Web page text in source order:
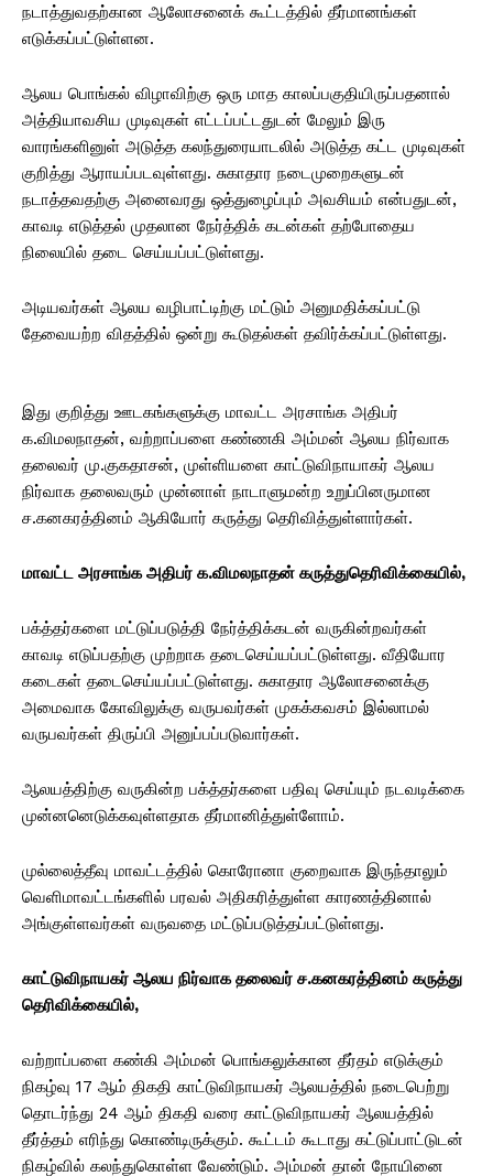
நடாத்துவதற்கான ஆலோசனைக் கூட்டத்தில் தீர்மானங்கள்
எடுக்கப்பட்டுள்ளன.
ஆலய பொங்கல் விழாவிற்கு ஒரு மாத காலப்பகுதியிருப்பதனால்
அத்தியாவசிய முடிவுகள் எட்டப்பட்டதுடன் மேலும் இரு
வாரங்களினுள் அடுத்த கலந்துரையாடலில் அடுத்த கட்ட முடிவுகள்
குறித்து ஆராயப்படவுள்ளது. சுகாதார நடைமுறைகளுடன்
நடாத்தவதற்கு அனைவரது ஒத்துழைப்பும் அவசியம் என்பதுடன்,
காவடி எடுத்தல் முதலான நேர்த்திக் கடன்கள் தற்போதைய
நிலையில் தடை செய்யப்பட்டுள்ளது.
அடியவர்கள் ஆலய வழிபாட்டிற்கு மட்டும் அனுமதிக்கப்பட்டு
தேவையற்ற விதத்தில் ஒன்று கூடுதல்கள் தவிர்க்கப்பட்டுள்ளது.
இது குறித்து ஊடகங்களுக்கு மாவட்ட அரசாங்க அதிபர்
க.விமலநாதன், வற்றாப்பளை கண்ணகி அம்மன் ஆலய நிர்வாக
தலைவர் மு.குகதாசன், முள்ளியளை காட்டுவிநாயாகர் ஆலய
நிர்வாக தலைவரும் முன்னாள் நாடாளுமன்ற உறுப்பினருமான
ச.கனகரத்தினம் ஆகியோர் கருத்து தெரிவித்துள்ளார்கள்.
மாவட்ட அரசாங்க அதிபர் க.விமலநாதன் கருத்துதெரிவிக்கையில்,
பக்த்தர்களை மட்டுப்படுத்தி நேர்த்திக்கடன் வருகின்றவர்கள்
காவடி எடுப்பதற்கு முற்றாக தடைசெய்யப்பட்டுள்ளது. வீதியோர
கடைகள் தடைசெய்யப்பட்டுள்ளது. சுகாதார ஆலோசனைக்கு
அமைவாக கோவிலுக்கு வருபவர்கள் முகக்கவசம் இல்லாமல்
வருபவர்கள் திருப்பி அனுப்பப்படுவார்கள்.
ஆலயத்திற்கு வருகின்ற பக்த்தர்களை பதிவு செய்யும் நடவடிக்கை
முன்னனெடுக்கவுள்ளதாக தீர்மானித்துள்ளோம்.
முல்லைத்தீவு மாவட்டத்தில் கொரோனா குறைவாக இருந்தாலும்
வெளிமாவட்டங்களில் பரவல் அதிகரித்துள்ள காரணத்தினால்
அங்குள்ளவர்கள் வருவதை மட்டுப்படுத்தப்பட்டுள்ளது.
காட்டுவிநாயகர் ஆலய நிர்வாக தலைவர் ச.கனகரத்தினம் கருத்து
தெரிவிக்கையில்,
வற்றாப்பளை கண்கி அம்மன் பொங்கலுக்கான தீர்தம் எடுக்கும்
நிகழ்வு 17 ஆம் திகதி காட்டுவிநாயகர் ஆலயத்தில் நடைபெற்று
தொடர்ந்து 24 ஆம் திகதி வரை காட்டுவிநாயகர் ஆலயத்தில்
தீர்த்தம் எரிந்து கொண்டிருக்கும். கூட்டம் கூடாது கட்டுப்பாட்டுடன்
நிகழ்வில் கலந்துகொள்ள வேண்டும். அம்மன் தான் நோயினை